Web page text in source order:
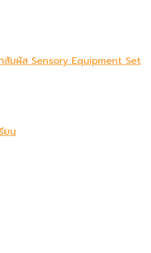
สัมผัส Sensory Equipment Set
ยน